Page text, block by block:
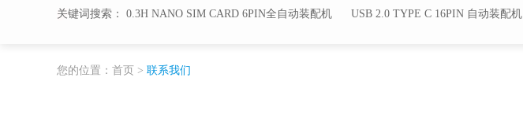
关键词搜索： 0.3H NANO SIM CARD 6PIN全自动装配机 USB 2.0 TYPE C 16PIN 自动装配机
您的位置： 首页 > 联系我们